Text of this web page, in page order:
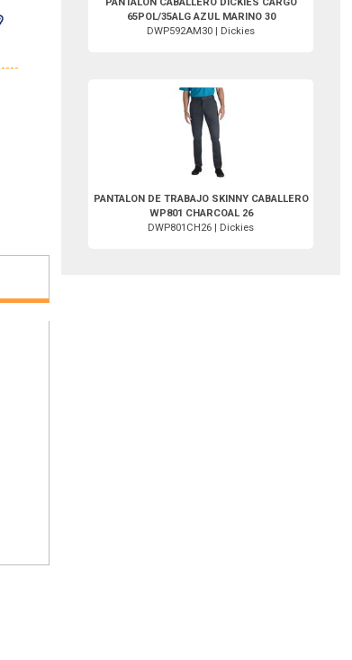
PANTALON CABALLERO DICKIES CARGO
65POL/35ALG AZUL MARINO 30
DWP592AM30 | Dickies
PANTALON DE TRABAJO SKINNY CABALLERO
WP801 CHARCOAL 26
DWP801CH26 | Dickies